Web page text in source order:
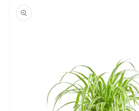
informazioni
sul
prodotto